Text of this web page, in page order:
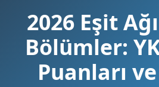
2026 Eşit
Bölümler:
Puanları